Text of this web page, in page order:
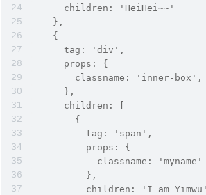
      children: 'HeiHei~~'
    },
    {
      tag: 'div',
      props: {
        classname: 'inner-box',
      },
      children: [
        {
          tag: 'span',
          props: {
            classname: 'myname'
          },
          children: 'I am Yimwu'